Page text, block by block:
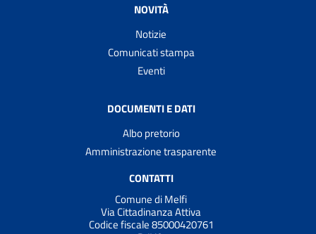
NOVITÀ
Notizie
Comunicati stampa
Eventi
DOCUMENTI E DATI
Albo pretorio
Amministrazione trasparente
CONTATTI
Comune di Melfi
Via Cittadinanza Attiva
Codice fiscale 85000420761